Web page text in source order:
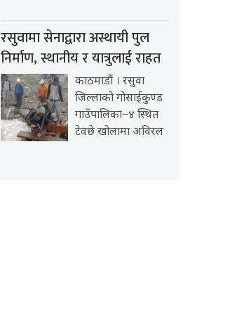
रसुवामा सेनाद्वारा अस्थायी पुल
निर्माण, स्थानीय र यात्रुलाई राहत
काठमाडौं । रसुवा
जिल्लाको गोसाईकुण्ड
गाउँपालिका–४ स्थित
टेवछे खोलामा अविरल